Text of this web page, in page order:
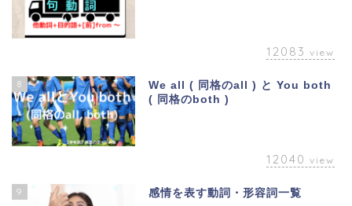
12083 view
8
We all ( 同格のall ) と You both
( 同格のboth )
12040 view
9 感情を表す動詞・形容詞一覧